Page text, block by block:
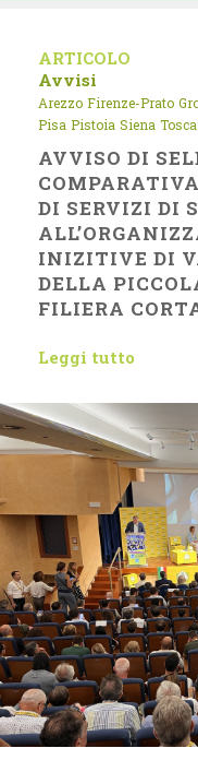
ARTICOLO
Avvisi
Arezzo Firenze-Prato
Pisa Pistoia Siena
AVVISO DI
DI SERVIZI DI
INIZITIVE DI
DELLA
FILIERA
Leggi tutto